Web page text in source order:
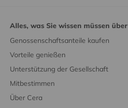
Alles, was Sie wissen müssen über
Genossenschaftsanteile kaufen
Vorteile genießen
Unterstützung der Gesellschaft
Mitbestimmen
Über Cera